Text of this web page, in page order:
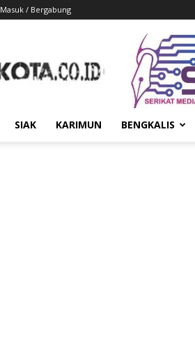
Masuk / Bergabung
Kota
SIAK KARIMUN BENGKALIS